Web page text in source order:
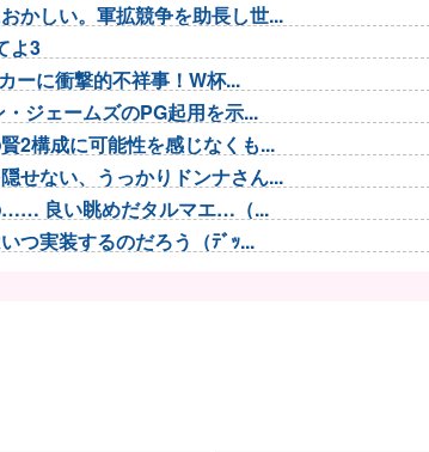
かしい。軍拡競争を助長し世...
よ3
ーに衝撃的不祥事！W杯...
ジェームズのPG起用を示...
2構成に可能性を感じなくも...
せない、うっかりドンナさん...
…… 良い眺めだタルマエ…（...
つ実装するのだろう（ﾃﾞｯ...
重さゆみさんが理想のアイド...
ン欲」の原因は？ 脳の錯覚...
軍死傷者24万人…新規兵力...
ていく